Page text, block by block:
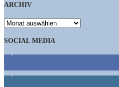
ARCHIV
ARCHIV
SOCIAL MEDIA
1,662 Follower